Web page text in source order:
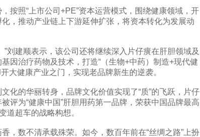
照“上市公司+PE”资本运营模式，围绕健康领域，开
，推动产业链上下游延伸扩张，将资本转化为发展动
建顺表示，该公司还将继续深入片仔癀在肝胆领域及
因治疗药物及技术，打造“（生物+中药）制造+现代健
大健康产业之门，实现老品牌新生的逆袭。
的华丽转身，品牌文化价值实现了“质”的飞跃，片仔
评为“健康中国”肝胆用药第一品牌，荣获中国品牌最高
道超车的战略构想。
数不清承载殊荣。如今，数百年前在“丝绸之路”上扮